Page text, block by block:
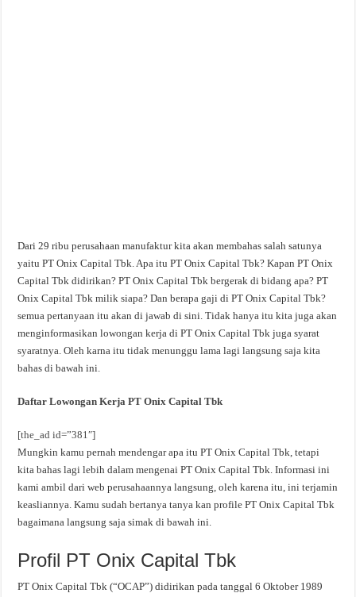
Dari 29 ribu perusahaan manufaktur kita akan membahas salah satunya
yaitu PT Onix Capital Tbk. Apa itu PT Onix Capital Tbk? Kapan PT Onix
Capital Tbk didirikan? PT Onix Capital Tbk bergerak di bidang apa? PT
Onix Capital Tbk milik siapa? Dan berapa gaji di PT Onix Capital Tbk?
semua pertanyaan itu akan di jawab di sini. Tidak hanya itu kita juga akan
menginformasikan lowongan kerja di PT Onix Capital Tbk juga syarat
syaratnya. Oleh karna itu tidak menunggu lama lagi langsung saja kita
bahas di bawah ini.
Daftar Lowongan Kerja PT Onix Capital Tbk
[the_ad id=”381″]
Mungkin kamu pernah mendengar apa itu PT Onix Capital Tbk, tetapi
kita bahas lagi lebih dalam mengenai PT Onix Capital Tbk. Informasi ini
kami ambil dari web perusahaannya langsung, oleh karena itu, ini terjamin
keasliannya. Kamu sudah bertanya tanya kan profile PT Onix Capital Tbk
bagaimana langsung saja simak di bawah ini.
Profil PT Onix Capital Tbk
PT Onix Capital Tbk (“OCAP”) didirikan pada tanggal 6 Oktober 1989